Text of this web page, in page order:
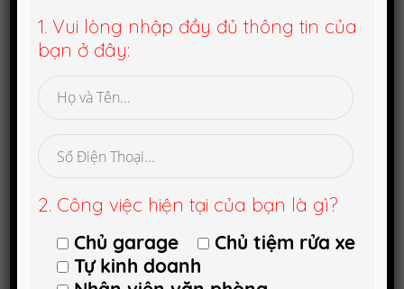
kiếm
Danh mục
Giới thiệu sản phẩm
Mẹo vặt
Phong thủy
1. Vui lòng nhập đầy đủ thông tin của
bạn ở đây:
2. Công việc hiện tại của bạn là gì?
Chủ garage
Chủ tiệm rửa xe
Tự kinh doanh